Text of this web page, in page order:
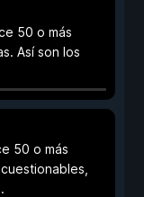
50 o más
Así son los
50 o más